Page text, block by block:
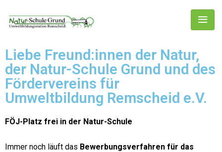
Liebe Freund:innen der Natur,
der Natur-Schule Grund und des
Fördervereins für
Umweltbildung Remscheid e.V.
FÖJ-Platz frei in der Natur-Schule
Immer noch läuft das Bewerbungsverfahren für das